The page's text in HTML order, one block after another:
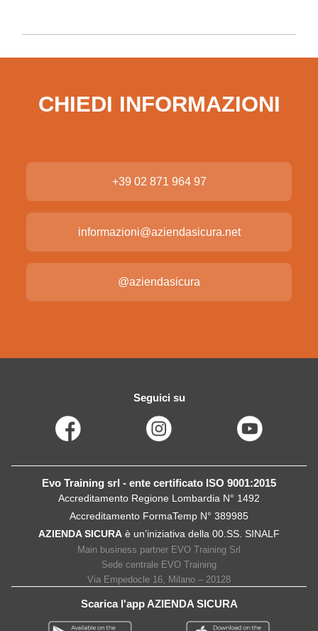
CHIEDI INFORMAZIONI
+39 02 871 964 97
informazioni@aziendasicura.net
@aziendasicura
Seguici su
Evo Training srl - ente certificato ISO 9001:2015
Accreditamento Regione Lombardia N° 1492
Accreditamento FormaTemp N° 389985
AZIENDA SICURA è un’iniziativa della 00.SS. SINALF
Main business partner EVO Training Srl
Sede centrale EVO Training
Via Empedocle 16, Milano – 20128
Scarica l'app AZIENDA SICURA